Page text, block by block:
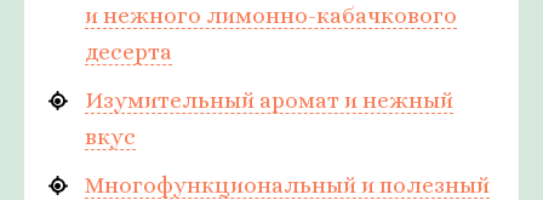
и нежного лимонно-кабачкового
десерта
Изумительный аромат и нежный
вкус
Многофункциональный и полезный